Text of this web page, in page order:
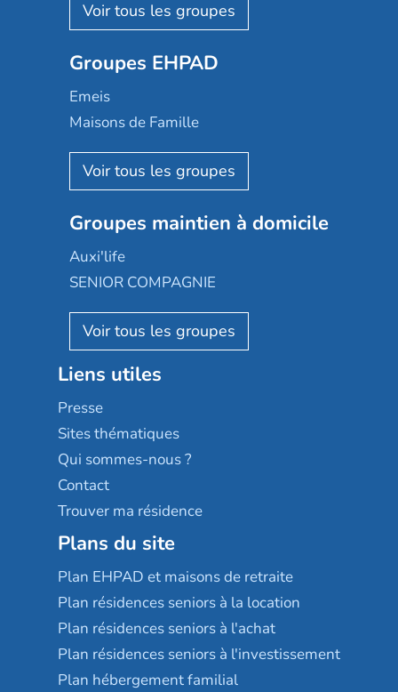
Les Résidentiels
Mobicap
Domusvi
Happy Senior
Aquarelia
Nexity edenea
Les jardins d'Arcadie
Occitalia
Appartseniors
Reseda
Stella management
Les villages d'or
Sérénys
Résidences services Villa Médicis
Groupes EHPAD
Emeis
Maisons de Famille
Korian
Emera
Groupe SOS
Le Noble Âge
Almage
Résidalya
Groupe aplus
Groupes maintien à domicile
Auxi'life
SENIOR COMPAGNIE
AGE D'OR Services
Liens utiles
Presse
Sites thématiques
Qui sommes-nous ?
Contact
Trouver ma résidence
Plans du site
Plan EHPAD et maisons de retraite
Plan résidences seniors à la location
Plan résidences seniors à l'achat
Plan résidences seniors à l'investissement
Plan hébergement familial